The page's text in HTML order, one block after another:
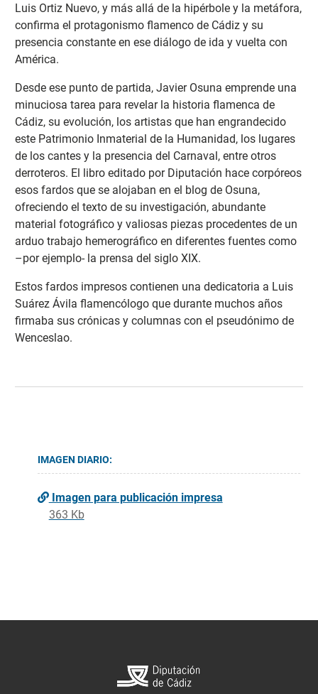
Luis Ortiz Nuevo, y más allá de la hipérbole y la metáfora,
confirma el protagonismo flamenco de Cádiz y su
presencia constante en ese diálogo de ida y vuelta con
América.
Desde ese punto de partida, Javier Osuna emprende una
minuciosa tarea para revelar la historia flamenca de
Cádiz, su evolución, los artistas que han engrandecido
este Patrimonio Inmaterial de la Humanidad, los lugares
de los cantes y la presencia del Carnaval, entre otros
derroteros. El libro editado por Diputación hace corpóreos
esos fardos que se alojaban en el blog de Osuna,
ofreciendo el texto de su investigación, abundante
material fotográfico y valiosas piezas procedentes de un
arduo trabajo hemerográfico en diferentes fuentes como
–por ejemplo- la prensa del siglo XIX.
Estos fardos impresos contienen una dedicatoria a Luis
Suárez Ávila flamencólogo que durante muchos años
firmaba sus crónicas y columnas con el pseudónimo de
Wenceslao.
IMAGEN DIARIO:
Imagen para publicación impresa
363 Kb